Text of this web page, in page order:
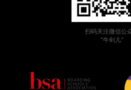
扫码关注微信公
“牛剑儿”